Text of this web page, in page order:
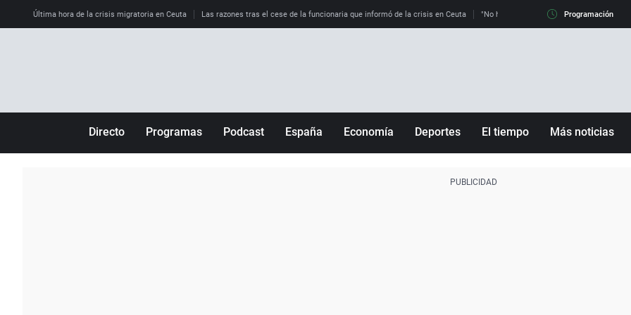
Última hora de la crisis migratoria en Ceuta Las razones tras el cese de la funcionaria que informó de la crisis en Ceuta "No hay mafias, que no nos engañen":
Programación
Directo Programas Podcast España Economía Deportes El tiempo Más noticias